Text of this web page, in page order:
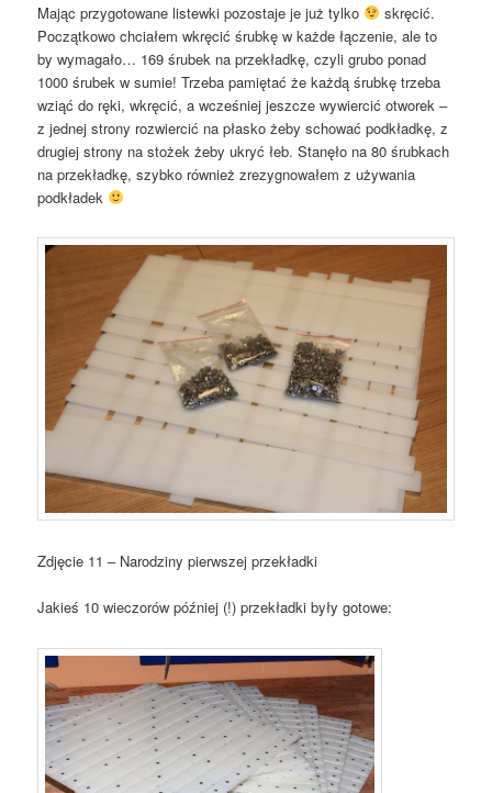
Mając przygotowane listewki pozostaje je już tylko
skręcić.
Początkowo chciałem wkręcić śrubkę w każde łączenie, ale to
by wymagało… 169 śrubek na przekładkę, czyli grubo ponad
1000 śrubek w sumie! Trzeba pamiętać że każdą śrubkę trzeba
wziąć do ręki, wkręcić, a wcześniej jeszcze wywiercić otworek –
z jednej strony rozwiercić na płasko żeby schować podkładkę, z
drugiej strony na stożek żeby ukryć łeb. Stanęło na 80 śrubkach
na przekładkę, szybko również zrezygnowałem z używania
podkładek
Zdjęcie 11 – Narodziny pierwszej przekładki
Jakieś 10 wieczorów później (!) przekładki były gotowe: